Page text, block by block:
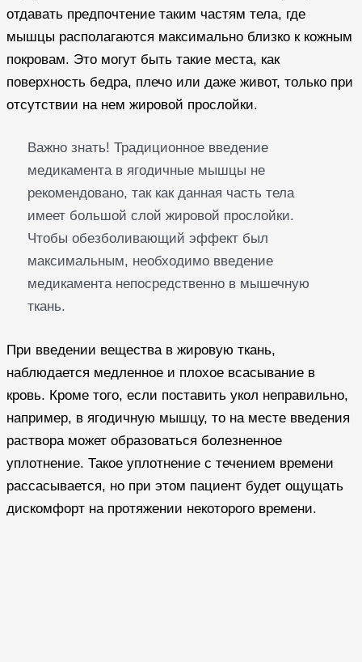
отдавать предпочтение таким частям тела, где
мышцы располагаются максимально близко к кожным
покровам. Это могут быть такие места, как
поверхность бедра, плечо или даже живот, только при
отсутствии на нем жировой прослойки.
Важно знать! Традиционное введение
медикамента в ягодичные мышцы не
рекомендовано, так как данная часть тела
имеет большой слой жировой прослойки.
Чтобы обезболивающий эффект был
максимальным, необходимо введение
медикамента непосредственно в мышечную
ткань.
При введении вещества в жировую ткань,
наблюдается медленное и плохое всасывание в
кровь. Кроме того, если поставить укол неправильно,
например, в ягодичную мышцу, то на месте введения
раствора может образоваться болезненное
уплотнение. Такое уплотнение с течением времени
рассасывается, но при этом пациент будет ощущать
дискомфорт на протяжении некоторого времени.